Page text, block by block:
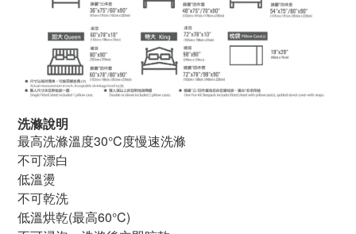
洗滌說明
最高洗滌溫度30°C度慢速洗滌
不可漂白
低溫燙
不可乾洗
低溫烘乾(最高60°C)